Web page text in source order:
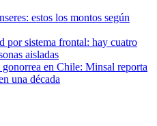
estos los montos según
por sistema frontal: hay cuatro
aisladas
gonorrea en Chile: Minsal reporta
una década